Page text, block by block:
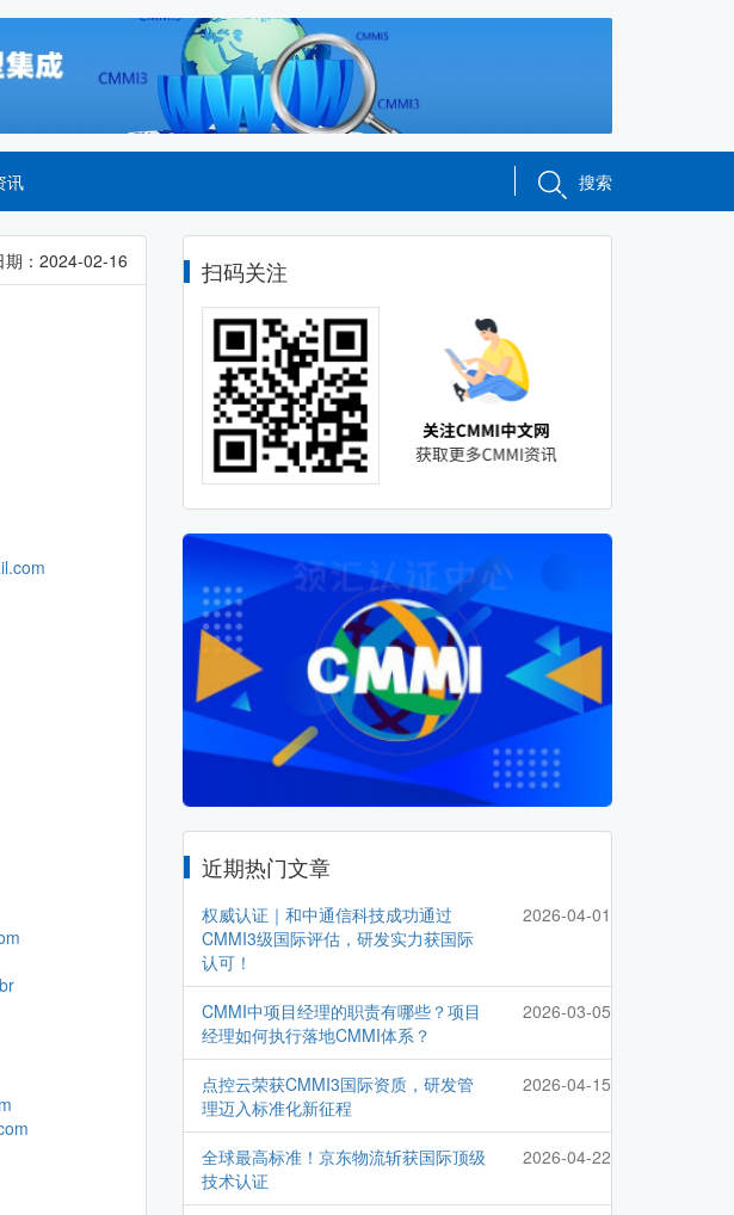
讯 搜索
期：2024-02-16 扫码关注
近期热门文章
权威认证｜和中通信科技成功通过
CMMI3级国际评估，研发实力获国际
认可！
2026-04-01
CMMI中项目经理的职责有哪些？项目
经理如何执行落地CMMI体系？
2026-03-05
点控云荣获CMMI3国际资质，研发管
理迈入标准化新征程
2026-04-15
全球最高标准！京东物流斩获国际顶级
技术认证
2026-04-22